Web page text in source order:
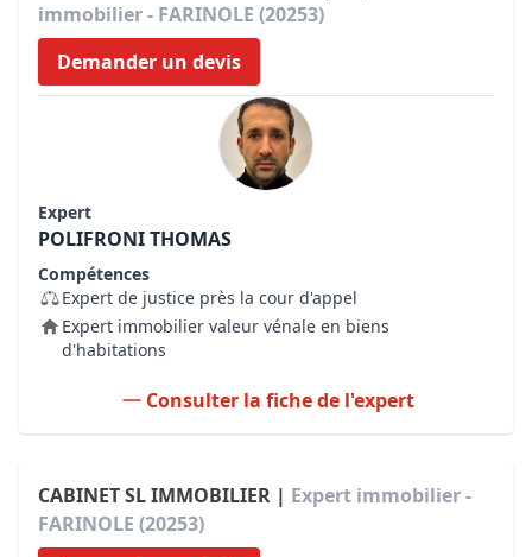
immobilier - FARINOLE (20253)
Demander un devis
Expert
POLIFRONI THOMAS
Compétences
Expert de justice près la cour d'appel
Expert immobilier valeur vénale en biens
d'habitations
Consulter la fiche de l'expert
CABINET SL IMMOBILIER | Expert immobilier -
FARINOLE (20253)